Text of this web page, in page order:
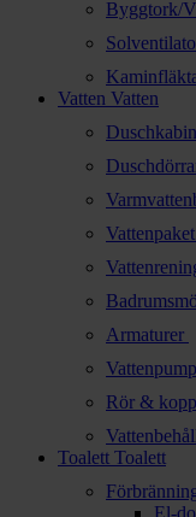
Byggtork/
Vatten Vatten
Vattenpaket
Armaturer
Vattenpump
Rör &
Toalett Toalett
El-